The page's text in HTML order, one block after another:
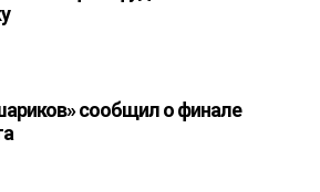
сообщил о финале